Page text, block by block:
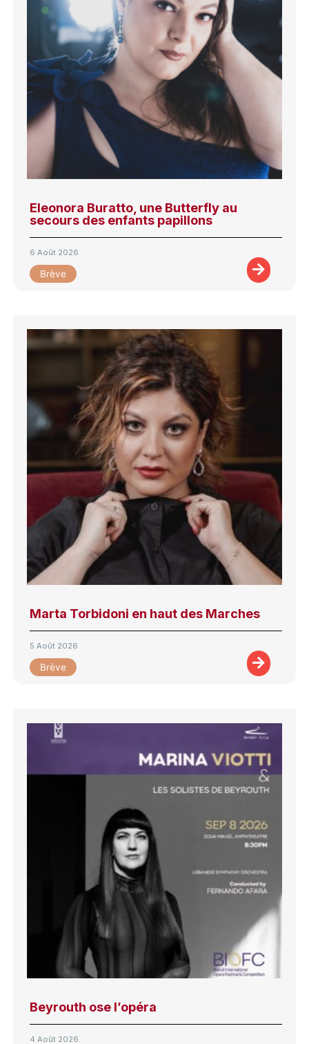
Eleonora Buratto, une Butterfly au
secours des enfants papillons
6 Août 2026
Brève
Marta Torbidoni en haut des Marches
5 Août 2026
Brève
Beyrouth ose l’opéra
4 Août 2026